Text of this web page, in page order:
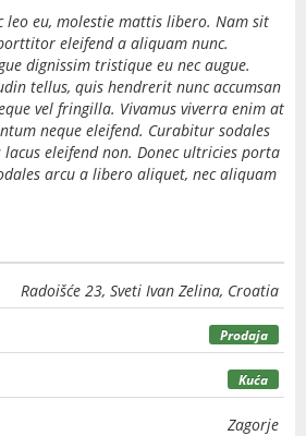
leo eu, molestie mattis libero. Nam sit
eleifend a aliquam nunc.
dignissim tristique eu nec augue.
tellus, quis hendrerit nunc accumsan
vel fringilla. Vivamus viverra enim at
neque eleifend. Curabitur sodales
eleifend non. Donec ultricies porta
arcu a libero aliquet, nec aliquam
Radoišće 23, Sveti Ivan Zelina, Croatia
Prodaja
Kuća
Zagorje